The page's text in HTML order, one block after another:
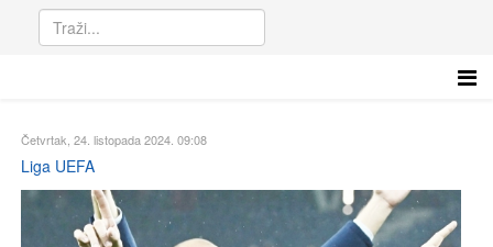
Četvrtak, 24. listopada 2024. 09:08
Liga UEFA